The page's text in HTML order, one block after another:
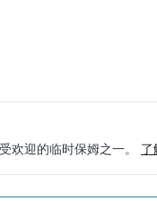
欢迎的临时保姆之一。 了